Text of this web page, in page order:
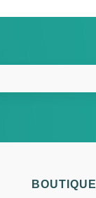
BOUTIQUE